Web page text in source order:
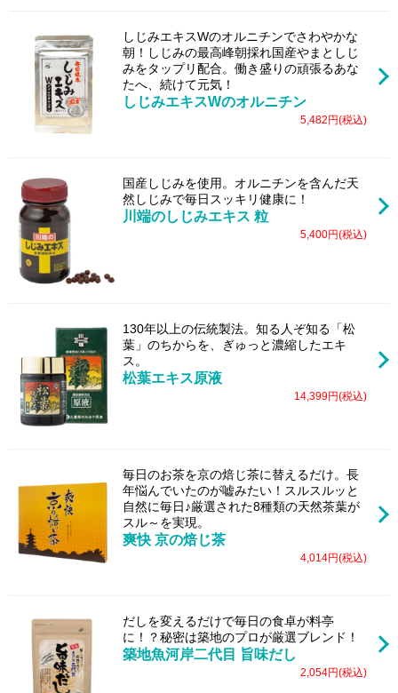
しじみエキスWのオルニチンでさわやかな
朝！しじみの最高峰朝採れ国産やまとしじ
みをタップリ配合。働き盛りの頑張るあな
たへ、続けて元気！
しじみエキスWのオルニチン
5,482円(税込)
国産しじみを使用。オルニチンを含んだ天
然しじみで毎日スッキリ健康に！
川端のしじみエキス 粒
5,400円(税込)
130年以上の伝統製法。知る人ぞ知る「松
葉」のちからを、ぎゅっと濃縮したエキ
ス。
松葉エキス原液
14,399円(税込)
毎日のお茶を京の焙じ茶に替えるだけ。長
年悩んでいたのが嘘みたい！スルスルッと
自然に毎日♪厳選された8種類の天然茶葉が
スル～を実現。
爽快 京の焙じ茶
4,014円(税込)
だしを変えるだけで毎日の食卓が料亭
に！？秘密は築地のプロが厳選ブレンド！
築地魚河岸二代目 旨味だし
2,054円(税込)